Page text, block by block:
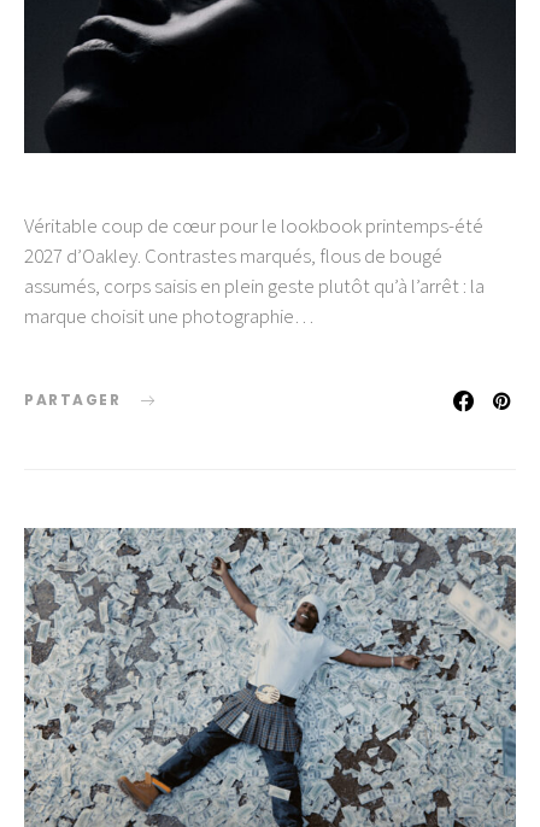
Véritable coup de cœur pour le lookbook printemps-été
2027 d’Oakley. Contrastes marqués, flous de bougé
assumés, corps saisis en plein geste plutôt qu’à l’arrêt : la
marque choisit une photographie…
PARTAGER